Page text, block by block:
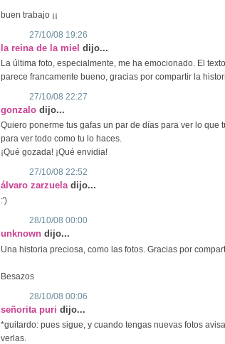
buen trabajo ¡¡
27/10/08 19:26
la reina de la miel dijo...
La última foto, especialmente, me ha emocionado. El
parece francamente bueno, gracias por compartir la
27/10/08 22:27
gonzalo dijo...
Quiero ponerme tus gafas un par de días para ver lo que
para ver todo como tu lo haces.
¡Qué gozada! ¡Qué envidia!
27/10/08 22:52
álvaro zarzuela dijo...
:')
28/10/08 00:00
unknown dijo...
Una historia preciosa, como las fotos. Gracias por
Besazos
28/10/08 00:06
señorita puri dijo...
*guitardo: pues sigue, y cuando tengas nuevas fotos
verlas.